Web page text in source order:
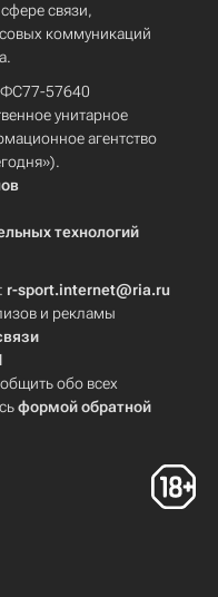
связи,
коммуникаций
ФС77-57640
унитарное
агентство
технологий
r-sport.internet@ria.ru
и рекламы
обо всех
формой обратной